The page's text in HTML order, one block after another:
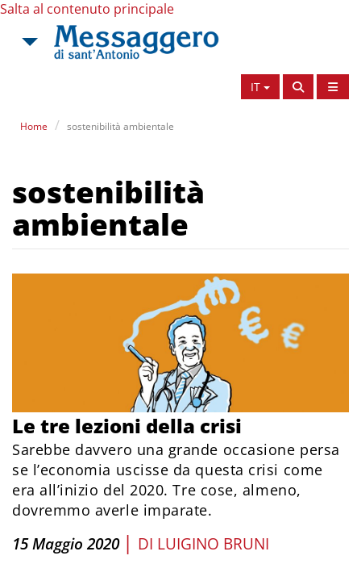
Salta al contenuto principale
IT
Home sostenibilità ambientale
sostenibilità
ambientale
Le tre lezioni della crisi
Sarebbe davvero una grande occasione persa
se l’economia uscisse da questa crisi come
era all’inizio del 2020. Tre cose, almeno,
dovremmo averle imparate.
15 Maggio 2020 | DI LUIGINO BRUNI